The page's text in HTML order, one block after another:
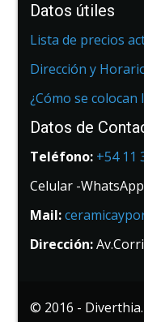
Datos útiles
Lista de precios
Dirección y
¿Cómo se colocan
Datos de
Teléfono: +54 11
Celular -
Mail:
Dirección:
© 2016 -